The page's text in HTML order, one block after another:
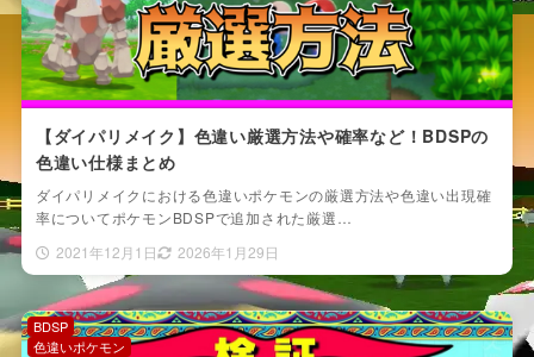
【ダイパリメイク】色違い厳選方法や確率など！BDSPの
色違い仕様まとめ
ダイパリメイクにおける色違いポケモンの厳選方法や色違い出現確
率についてポケモンBDSPで追加された厳選…
2021年12月1日
2026年1月29日
BDSP
色違いポケモン